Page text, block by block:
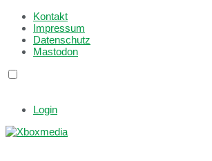
Kontakt
Impressum
Datenschutz
Mastodon
Login